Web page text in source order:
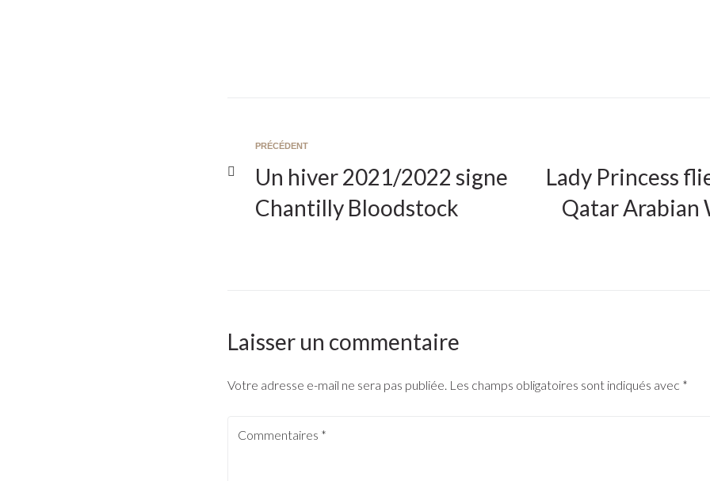
PRÉCÉDENT
Un hiver 2021/2022 signe
Chantilly Bloodstock
Lady Princess
Qatar Arabian
Laisser un commentaire
Votre adresse e-mail ne sera pas publiée. Les champs obligatoires sont indiqués avec *